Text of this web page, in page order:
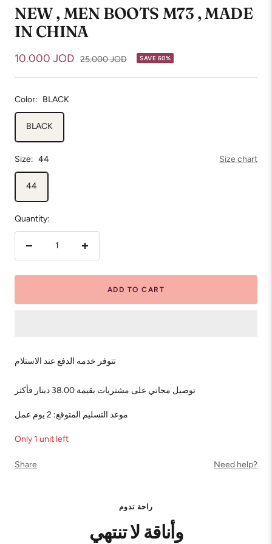
NEW , MEN BOOTS M73 , MADE
IN CHINA
Sale
price
10.000 JOD Regular
25.000 JOD SAVE 60%
Color: BLACK
BLACK
Size: 44 Size chart
44
Quantity:
Decrease
Increase
ADD TO CART
تتوفر خدمه الدفع عند الاستلام
توصيل مجاني على مشتريات بقيمة 38.00 دينار فأكثر
Only 1 unit left
Share Need help?
راحة تدوم
وأناقة لا تنتهي